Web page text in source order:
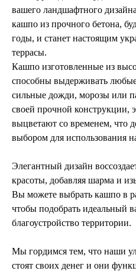
вашего ландшафтного
кашпо из прочного бетона,
годы, и станет настоящим
террасы.
Кашпо изготовленные из
способны выдерживать
сильные дожди, морозы или
своей прочной конструкции,
выцветают со временем, что
выбором для использования
Элегантный дизайн
красоты, добавляя шарма и
Вы можете выбрать кашпо в
чтобы подобрать идеальный
благоустройство территории.
Мы гордимся тем, что наши
стоят своих денег и они